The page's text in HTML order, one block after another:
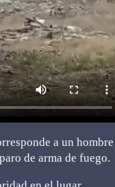
a un hombre
de arma de fuego.